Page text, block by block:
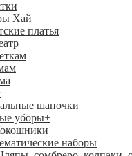
Хай
платья
шапочки
уборы+
наборы